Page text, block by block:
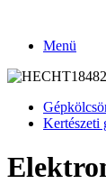
tartalomhoz
Menü
Kertészeti